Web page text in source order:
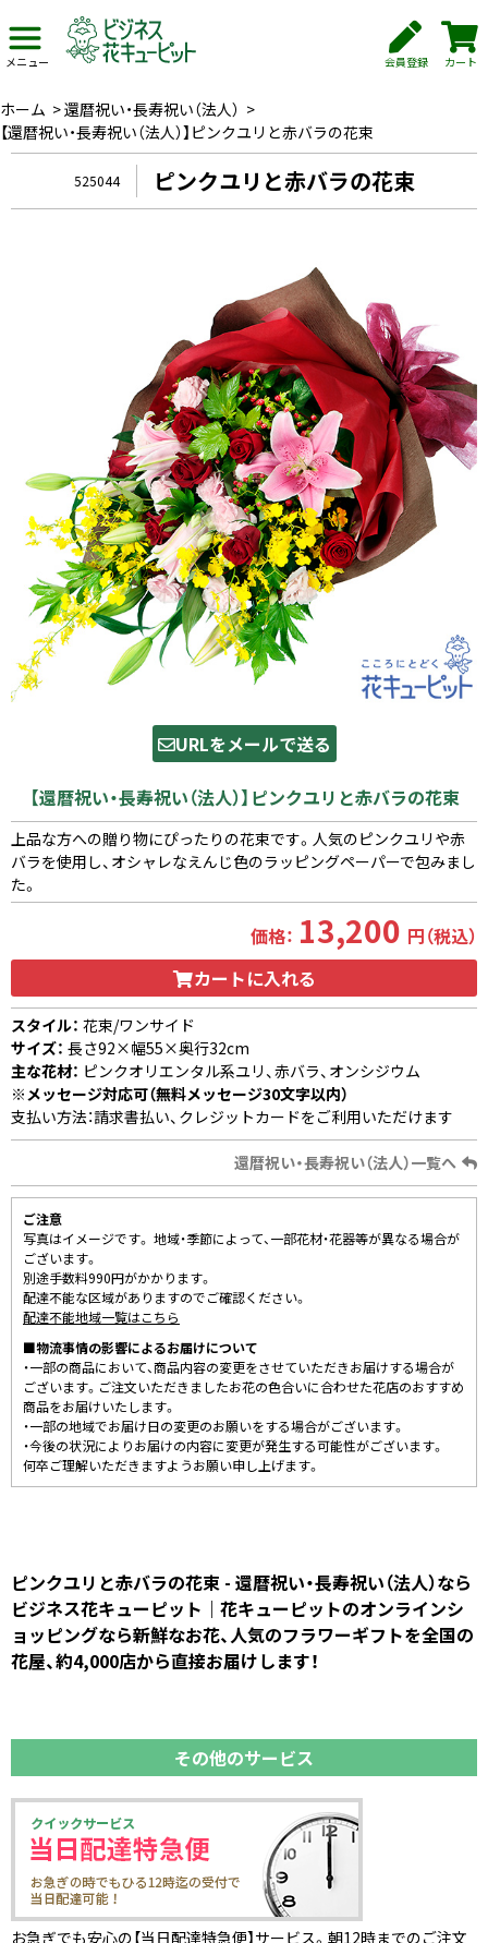
メニュー 会員登録 カート
ホーム >還暦祝い・長寿祝い（法人） >
【還暦祝い・長寿祝い（法人）】ピンクユリと赤バラの花束
525044 ピンクユリと赤バラの花束
URLをメールで送る
【還暦祝い・長寿祝い（法人）】ピンクユリと赤バラの花束
上品な方への贈り物にぴったりの花束です。人気のピンクユリや赤
バラを使用し、オシャレなえんじ色のラッピングペーパーで包みまし
た。
価格： 13,200 円（税込）
カートに入れる
スタイル： 花束/ワンサイド
サイズ： 長さ92×幅55×奥行32cm
主な花材： ピンクオリエンタル系ユリ、赤バラ、オンシジウム
※メッセージ対応可（無料メッセージ30文字以内）
支払い方法：請求書払い、クレジットカードをご利用いただけます
還暦祝い・長寿祝い（法人）一覧へ
ご注意
写真はイメージです。 地域・季節によって、一部花材・花器等が異なる場合が
ございます。
別途手数料990円がかかります。
配達不能な区域がありますのでご確認ください。
配達不能地域一覧はこちら
■物流事情の影響によるお届けについて
・一部の商品において、商品内容の変更をさせていただきお届けする場合が
ございます。ご注文いただきましたお花の色合いに合わせた花店のおすすめ
商品をお届けいたします。
・一部の地域でお届け日の変更のお願いをする場合がございます。
・今後の状況によりお届けの内容に変更が発生する可能性がございます。
何卒ご理解いただきますようお願い申し上げます。
ピンクユリと赤バラの花束 - 還暦祝い・長寿祝い（法人）なら
ビジネス花キューピット｜花キューピットのオンラインシ
ョッピングなら新鮮なお花、人気のフラワーギフトを全国の
花屋、約4,000店から直接お届けします！
その他のサービス
お急ぎでも安心の【当日配達特急便】サービス。朝12時までのご注文